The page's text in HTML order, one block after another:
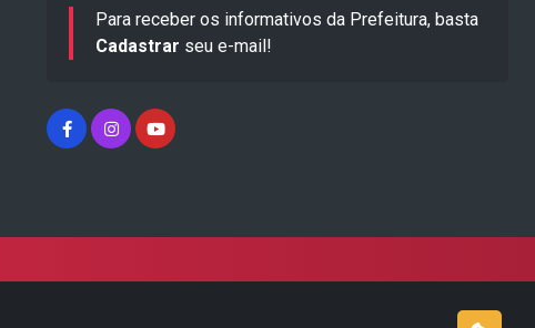
Para receber os informativos da Prefeitura, basta
Cadastrar seu e-mail!